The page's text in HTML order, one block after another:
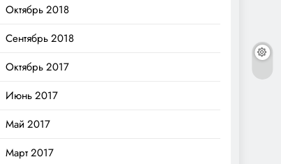
Октябрь 2018
Сентябрь 2018
Октябрь 2017
Июнь 2017
Май 2017
Март 2017